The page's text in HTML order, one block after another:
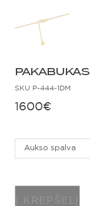
SKU P-444-1DM
1600€
Aukso spalva
Į KREPŠELĮ